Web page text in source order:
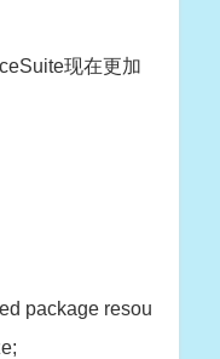
现在更加
package resou